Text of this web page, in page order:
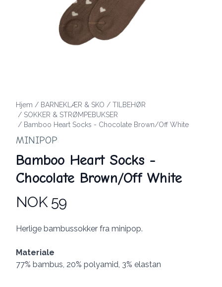
Hjem / BARNEKLÆR & SKO / TILBEHØR
/ SOKKER & STRØMPEBUKSER
/ Bamboo Heart Socks - Chocolate Brown/Off White
MINIPOP
Bamboo Heart Socks -
Chocolate Brown/Off White
Produktdetaljer
NOK 59
Description
Herlige bambussokker fra minipop.
Materiale
77% bambus, 20% polyamid, 3% elastan